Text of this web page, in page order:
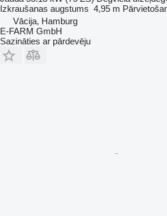
Izkraušanas augstums 4,95 m
Vācija, Hamburg
E-FARM GmbH
Sazināties ar pārdevēju